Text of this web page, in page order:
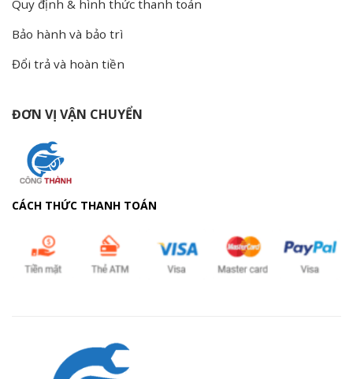
Quy định & hình thức thanh toán
Bảo hành và bảo trì
Đổi trả và hoàn tiền
ĐƠN VỊ VẬN CHUYỂN
CÁCH THỨC THANH TOÁN